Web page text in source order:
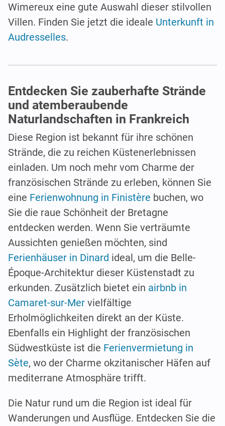
Wimereux eine gute Auswahl dieser stilvollen
Villen. Finden Sie jetzt die ideale Unterkunft in
Audresselles.
Entdecken Sie zauberhafte Strände
und atemberaubende
Naturlandschaften in Frankreich
Diese Region ist bekannt für ihre schönen
Strände, die zu reichen Küstenerlebnissen
einladen. Um noch mehr vom Charme der
französischen Strände zu erleben, können Sie
eine Ferienwohnung in Finistère buchen, wo
Sie die raue Schönheit der Bretagne
entdecken werden. Wenn Sie verträumte
Aussichten genießen möchten, sind
Ferienhäuser in Dinard ideal, um die Belle-
Époque-Architektur dieser Küstenstadt zu
erkunden. Zusätzlich bietet ein airbnb in
Camaret-sur-Mer vielfältige
Erholmöglichkeiten direkt an der Küste.
Ebenfalls ein Highlight der französischen
Südwestküste ist die Ferienvermietung in
Sète, wo der Charme okzitanischer Häfen auf
mediterrane Atmosphäre trifft.
Die Natur rund um die Region ist ideal für
Wanderungen und Ausflüge. Entdecken Sie die